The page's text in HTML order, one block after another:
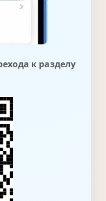
к разделу